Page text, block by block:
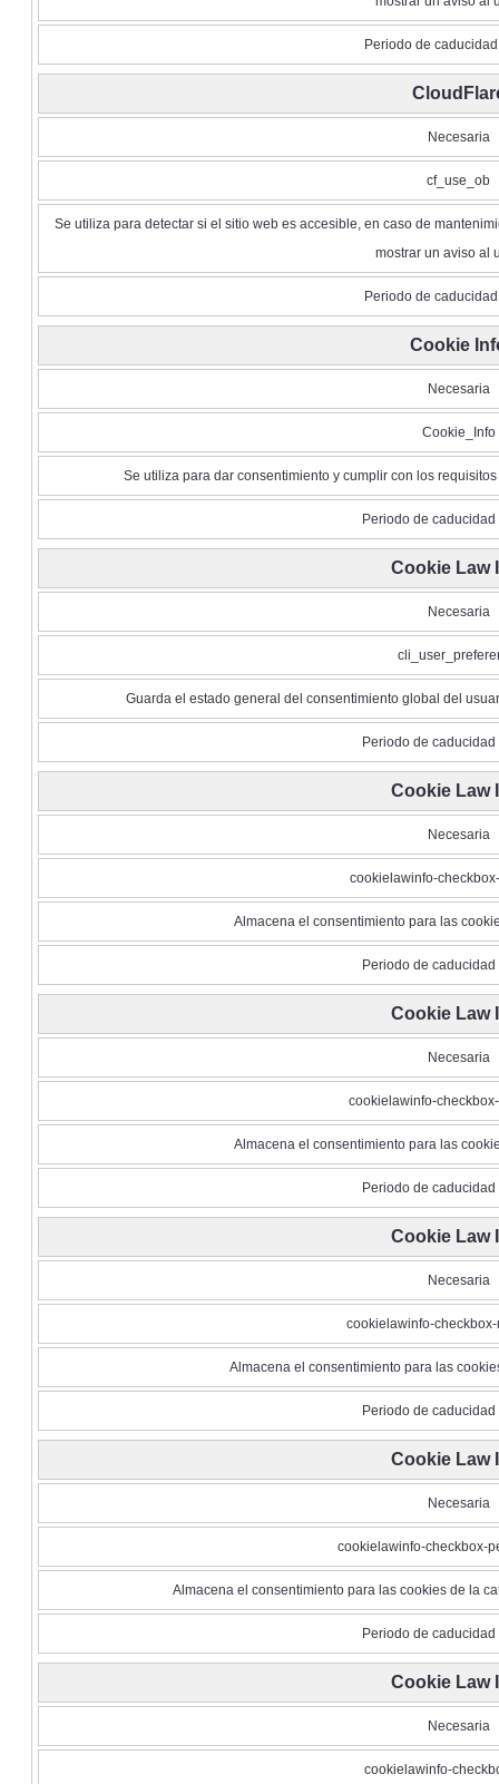
Periodo de
Necesaria
cf_use_ob
Se utiliza para detectar si el sitio web es accesible, en caso de
mostrar un aviso al
Periodo de
Cookie
Necesaria
Cookie_Info
Se utiliza para dar consentimiento y cumplir con los
Periodo de caducidad
Cookie Law
Necesaria
Guarda el estado general del consentimiento global del
Periodo de caducidad
Cookie Law
Necesaria
cookielawinfo-
Almacena el consentimiento para las
Periodo de caducidad
Cookie Law
Necesaria
cookielawinfo-
Almacena el consentimiento para las
Periodo de caducidad
Cookie Law
Necesaria
cookielawinfo-
Almacena el consentimiento para las
Periodo de caducidad
Cookie Law
Necesaria
cookielawinfo-checkbox-
Almacena el consentimiento para las cookies de la
Periodo de caducidad
Cookie Law
Necesaria
cookielawinfo-